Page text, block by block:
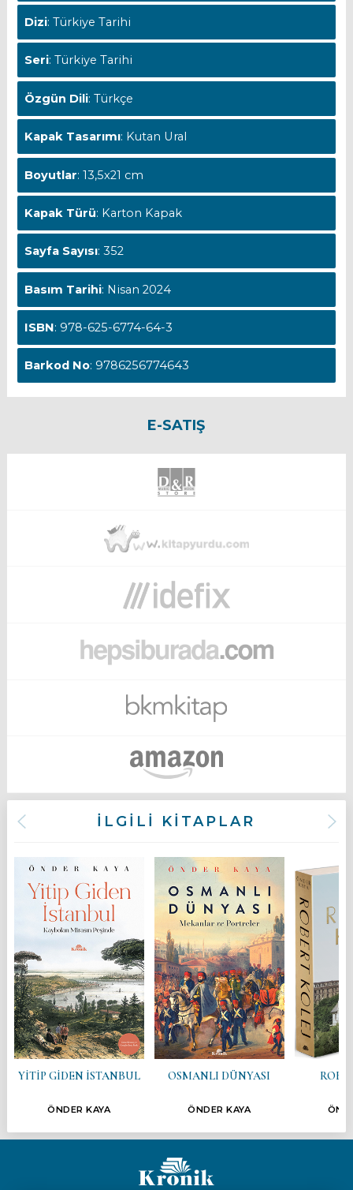
Dizi: Türkiye Tarihi
Seri: Türkiye Tarihi
Özgün Dili: Türkçe
Kapak Tasarımı: Kutan Ural
Boyutlar: 13,5x21 cm
Kapak Türü: Karton Kapak
Sayfa Sayısı: 352
Basım Tarihi: Nisan 2024
ISBN: 978-625-6774-64-3
Barkod No: 9786256774643
E-SATIŞ
İLGİLİ KİTAPLAR
YİTİP GİDEN İSTANBUL
ÖNDER KAYA
OSMANLI DÜNYASI
ÖNDER KAYA